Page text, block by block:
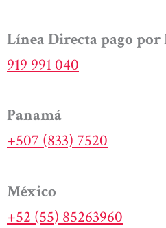
Línea Directa pago por
919 991 040
Panamá
+507 (833) 7520
México
+52 (55) 85263960